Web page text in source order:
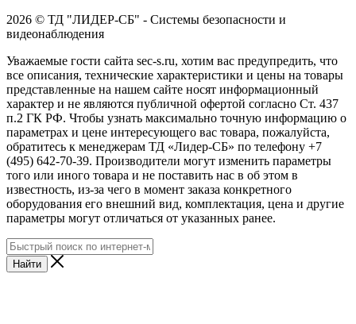
2026 © ТД "ЛИДЕР-СБ" - Системы безопасности и
видеонаблюдения
Уважаемые гости сайта sec-s.ru, хотим вас предупредить, что
все описания, технические характеристики и цены на товары
представленные на нашем сайте носят информационный
характер и не являются публичной офертой согласно Ст. 437
п.2 ГК РФ. Чтобы узнать максимально точную информацию о
параметрах и цене интересующего вас товара, пожалуйста,
обратитесь к менеджерам ТД «Лидер-СБ» по телефону +7
(495) 642-70-39. Производители могут изменить параметры
того или иного товара и не поставить нас в об этом в
известность, из-за чего в момент заказа конкретного
оборудования его внешний вид, комплектация, цена и другие
параметры могут отличаться от указанных ранее.
Найти